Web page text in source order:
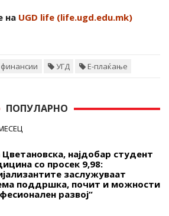
на UGD life (life.ugd.edu.mk)
финансии УГД Е-плаќање
ПОПУЛАРНО
Цветановска, најдобар студент
со просек 9,98:
заслужуваат
поддршка, почит и можности
развој“